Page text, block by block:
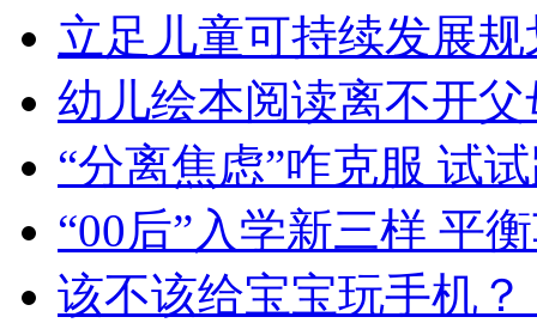
立足儿童可持续发展
幼儿绘本阅读离不开
“分离焦虑”咋克服 试
“00后”入学新三样 平
该不该给宝宝玩手机